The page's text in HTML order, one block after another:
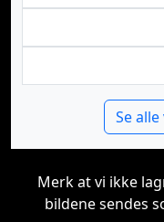
Se
Merk at vi ikke
bildene sendes